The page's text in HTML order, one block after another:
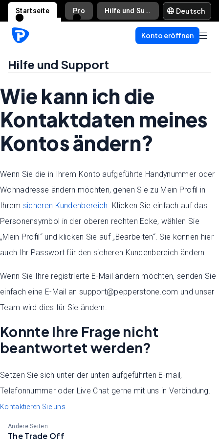
Startseite Pro Hilfe und Support Deutsch
Konto eröffnen
Hilfe und Support
Wie kann ich die
Kontaktdaten meines
Kontos ändern?
Wenn Sie die in Ihrem Konto aufgeführte Handynummer oder
Wohnadresse ändern möchten, gehen Sie zu Mein Profil in
Ihrem sicheren Kundenbereich. Klicken Sie einfach auf das
Personensymbol in der oberen rechten Ecke, wählen Sie
„Mein Profil“ und klicken Sie auf „Bearbeiten“. Sie können hier
auch Ihr Passwort für den sicheren Kundenbereich ändern.
Wenn Sie Ihre registrierte E-Mail ändern möchten, senden Sie
einfach eine E-Mail an support@pepperstone.com und unser
Team wird dies für Sie ändern.
Konnte Ihre Frage nicht
beantwortet werden?
Setzen Sie sich unter der unten aufgeführten E-mail,
Telefonnummer oder Live Chat gerne mit uns in Verbindung.
Kontaktieren Sie uns
Andere Seiten
The Trade Off